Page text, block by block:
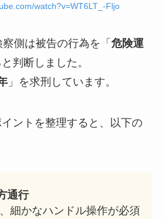
watch?v=WT6LT_-Fljo
側は被告の行為を「 危険運
判断しました。
」を求刑しています。
ントを整理すると、以下の
通行
細かなハンドル操作が必須